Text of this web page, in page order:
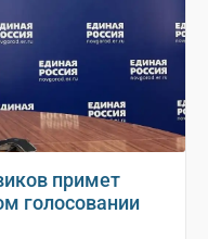
примет
голосовании